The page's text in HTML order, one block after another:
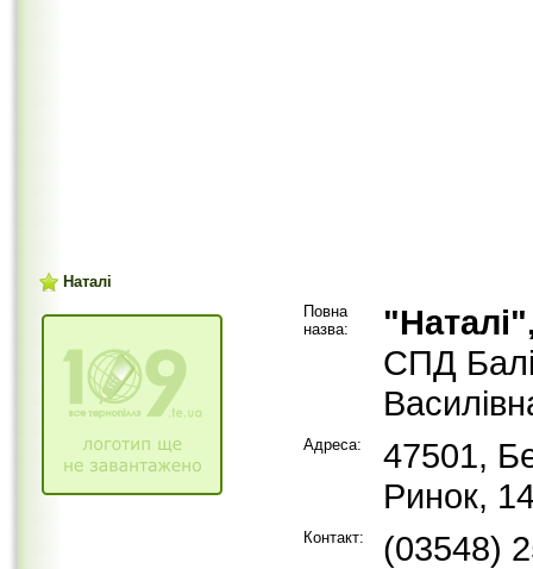
Наталі
Повна
назва:
СПД
Адреса:
47501,
Ринок,
Контакт: (03548)